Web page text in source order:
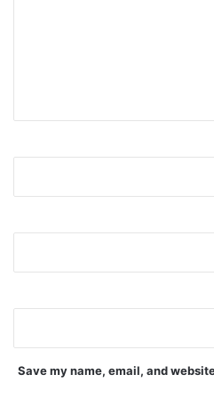
Save my name, email, and